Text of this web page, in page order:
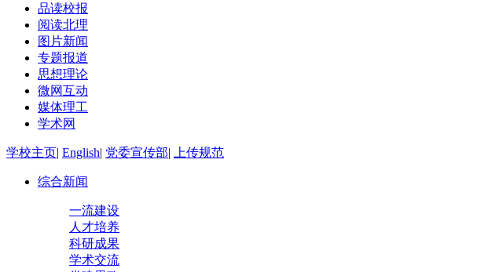
品读校报
阅读北理
图片新闻
专题报道
思想理论
微网互动
媒体理工
学术网
学校主页| English| 党委宣传部| 上传规范
综合新闻
一流建设
人才培养
科研成果
学术交流